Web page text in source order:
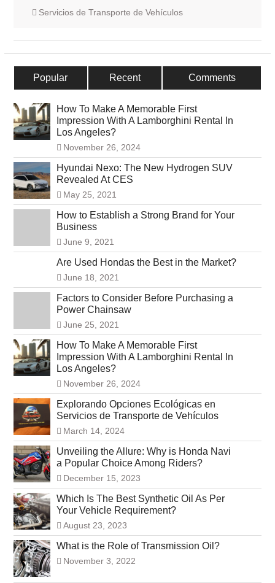
Servicios de Transporte de Vehículos
Popular Recent Comments
How To Make A Memorable First
Impression With A Lamborghini Rental In
Los Angeles?
November 26, 2024
Hyundai Nexo: The New Hydrogen SUV
Revealed At CES
May 25, 2021
How to Establish a Strong Brand for Your
Business
June 9, 2021
Are Used Hondas the Best in the Market?
June 18, 2021
Factors to Consider Before Purchasing a
Power Chainsaw
June 25, 2021
How To Make A Memorable First
Impression With A Lamborghini Rental In
Los Angeles?
November 26, 2024
Explorando Opciones Ecológicas en
Servicios de Transporte de Vehículos
March 14, 2024
Unveiling the Allure: Why is Honda Navi
a Popular Choice Among Riders?
December 15, 2023
Which Is The Best Synthetic Oil As Per
Your Vehicle Requirement?
August 23, 2023
What is the Role of Transmission Oil?
November 3, 2022